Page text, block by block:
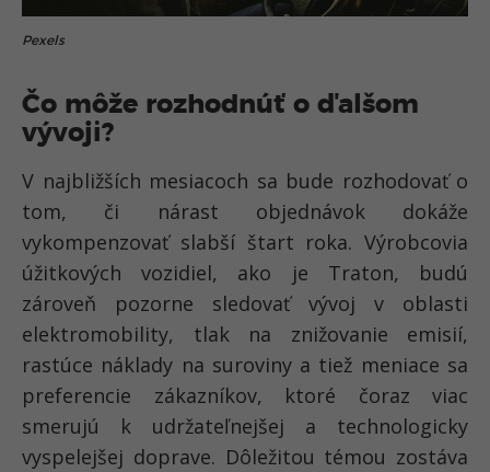
Pexels
Čo môže rozhodnúť o ďalšom
vývoji?
V najbližších mesiacoch sa bude rozhodovať o
tom, či nárast objednávok dokáže
vykompenzovať slabší štart roka. Výrobcovia
úžitkových vozidiel, ako je Traton, budú
zároveň pozorne sledovať vývoj v oblasti
elektromobility, tlak na znižovanie emisií,
rastúce náklady na suroviny a tiež meniace sa
preferencie zákazníkov, ktoré čoraz viac
smerujú k udržateľnejšej a technologicky
vyspelejšej doprave. Dôležitou témou zostáva